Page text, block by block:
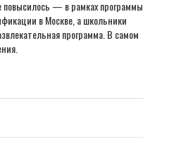
повысилось — в рамках программы
в Москве, а школьники
программа. В самом